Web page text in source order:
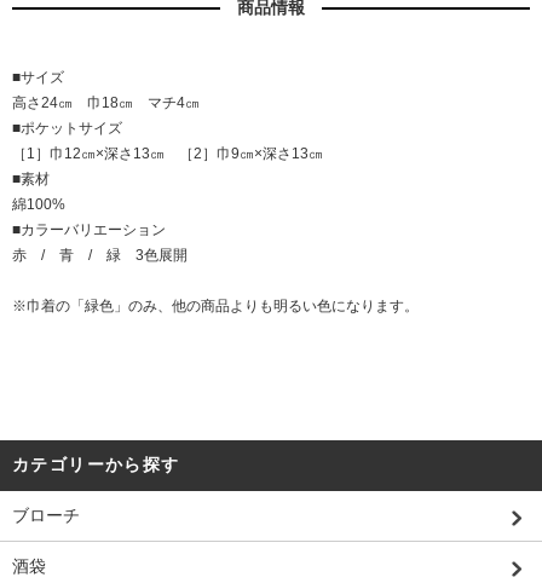
商品情報
■サイズ
高さ24㎝ 巾18㎝ マチ4㎝
■ポケットサイズ
［1］巾12㎝×深さ13㎝ ［2］巾9㎝×深さ13㎝
■素材
綿100%
■カラーバリエーション
赤 / 青 / 緑 3色展開
※巾着の「緑色」のみ、他の商品よりも明るい色になります。
カテゴリーから探す
ブローチ
酒袋